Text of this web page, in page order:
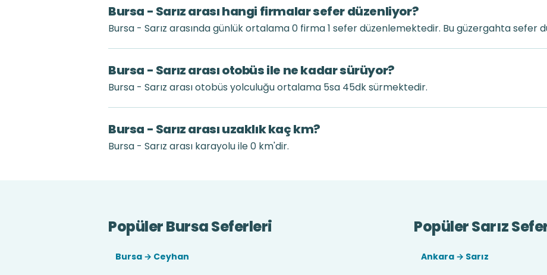
Bursa - Sarız arası hangi firmalar sefer düzenliyor?
Bursa - Sarız arasında günlük ortalama 0 firma 1 sefer düzenlemektedir. Bu güzergahta sefer
Bursa - Sarız arası otobüs ile ne kadar sürüyor?
Bursa - Sarız arası otobüs yolculuğu ortalama 5sa 45dk sürmektedir.
Bursa - Sarız arası uzaklık kaç km?
Bursa - Sarız arası karayolu ile 0 km'dir.
Popüler Bursa Seferleri
Bursa → Ceyhan
Popüler Sarız
Ankara → Sarız